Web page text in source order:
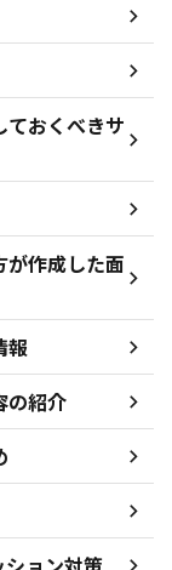
ておくべきサ
が作成した面
報
の紹介